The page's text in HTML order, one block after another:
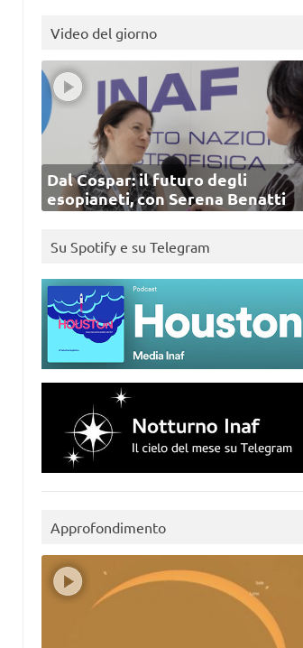
Video del giorno
Dal Cospar: il futuro degli
esopianeti, con Serena Benatti
Su Spotify e su Telegram
Approfondimento